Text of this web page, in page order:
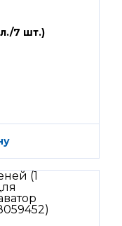
7 шт.)